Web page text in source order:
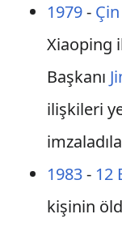
1979- Çin
Xiaoping
Başkanı
ilişkileri
1983- 12
kişinin